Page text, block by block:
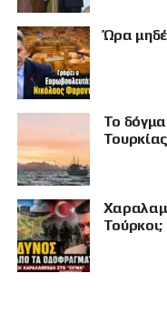
Ώρα
Το
Τούρκοι;